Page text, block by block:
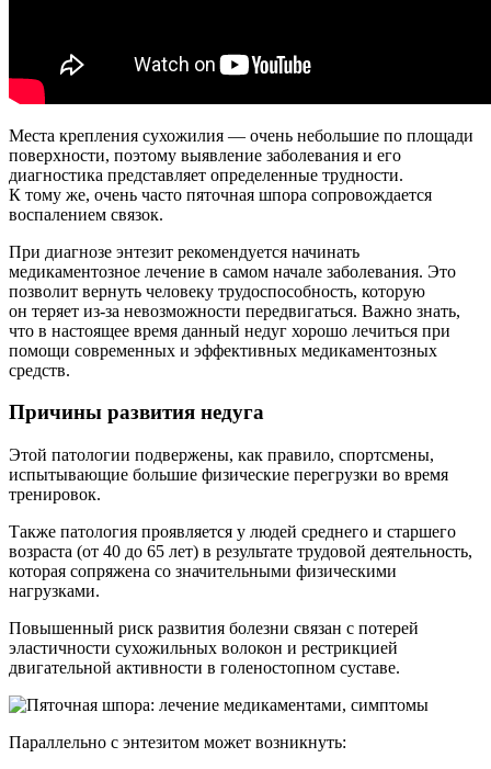
Места крепления сухожилия — очень небольшие по площади
поверхности, поэтому выявление заболевания и его
диагностика представляет определенные трудности.
К тому же, очень часто пяточная шпора сопровождается
воспалением связок.
При диагнозе энтезит рекомендуется начинать
медикаментозное лечение в самом начале заболевания. Это
позволит вернуть человеку трудоспособность, которую
он теряет из-за невозможности передвигаться. Важно знать,
что в настоящее время данный недуг хорошо лечиться при
помощи современных и эффективных медикаментозных
средств.
Причины развития недуга
Этой патологии подвержены, как правило, спортсмены,
испытывающие большие физические перегрузки во время
тренировок.
Также патология проявляется у людей среднего и старшего
возраста (от 40 до 65 лет) в результате трудовой деятельность,
которая сопряжена со значительными физическими
нагрузками.
Повышенный риск развития болезни связан с потерей
эластичности сухожильных волокон и рестрикцией
двигательной активности в голеностопном суставе.
Параллельно с энтезитом может возникнуть: